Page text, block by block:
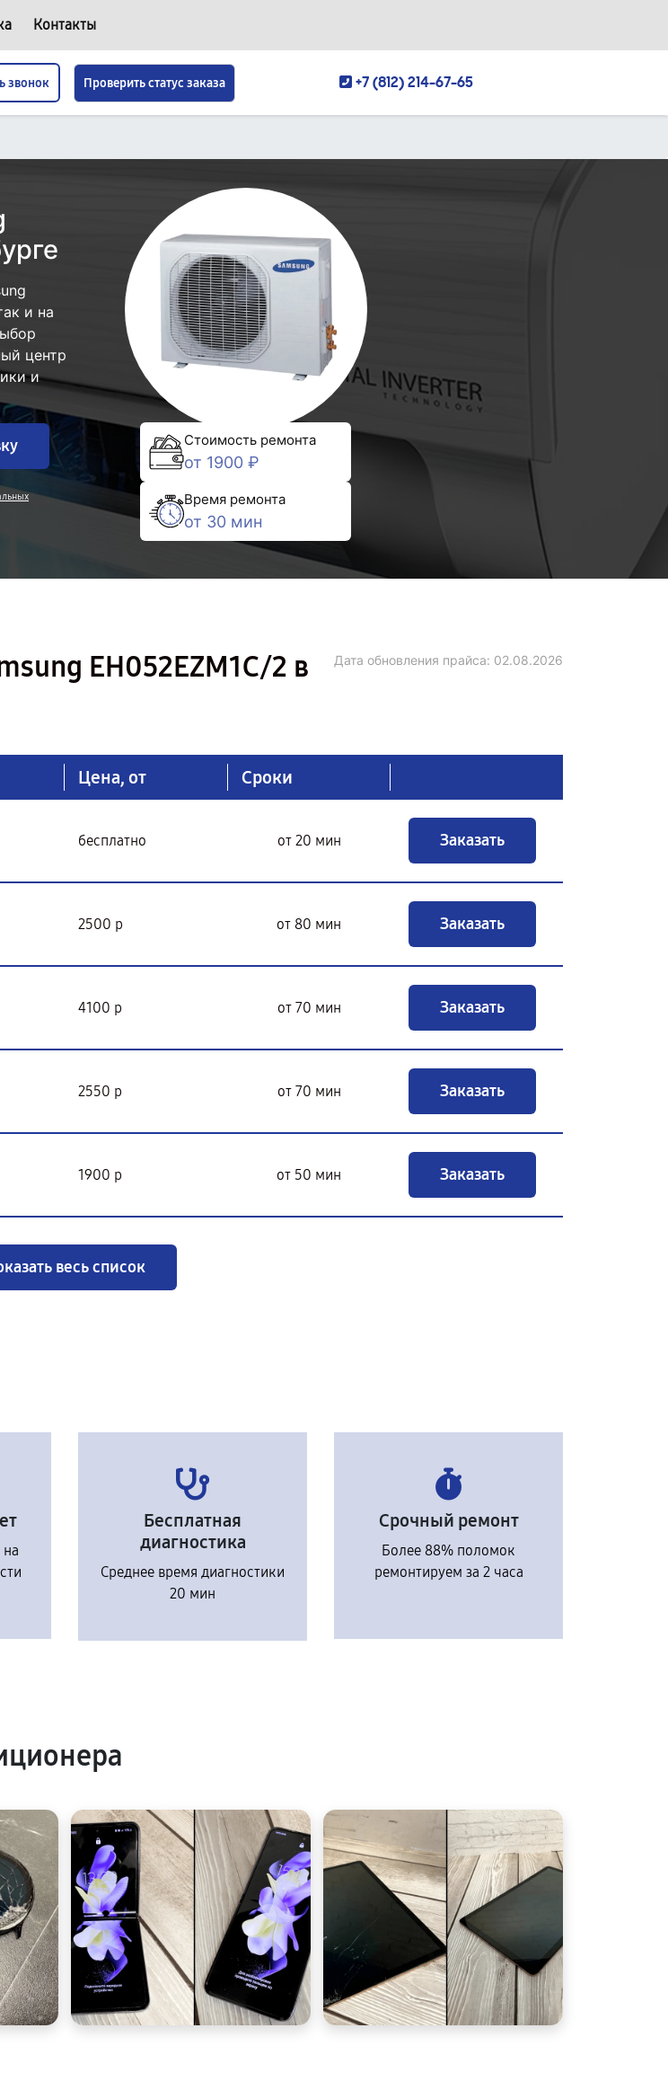
Контакты
звонок Проверить статус заказа +7 (812) 214-67-65
и на
центр
и
Стоимость ремонта
от 1900 ₽
Время ремонта
от 30 мин
EH052EZM1C/2 в
Дата обновления прайса: 02.08.2026
Цена, от Сроки
бесплатно от 20 мин Заказать
2500 р от 80 мин Заказать
4100 р от 70 мин Заказать
2550 р от 70 мин Заказать
1900 р от 50 мин Заказать
весь список
на
Бесплатная
диагностика
Среднее время диагностики
20 мин
Срочный ремонт
Более 88% поломок
ремонтируем за 2 часа